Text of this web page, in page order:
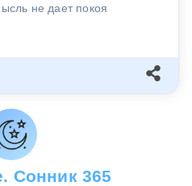
не дает покоя
Сонник 365